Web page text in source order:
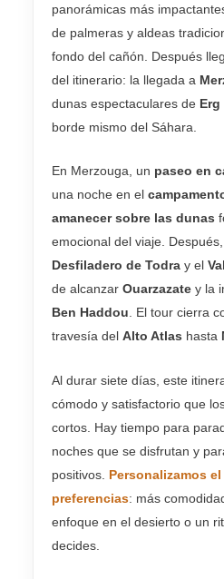
panorámicas más
de palmeras y aldeas
fondo del cañón. Después
del itinerario: la llegada a
dunas espectaculares de Erg
borde mismo del Sáhara.
En Merzouga, un paseo en
una noche en el
amanecer sobre las dunas
emocional del viaje.
Desfiladero de Todra y el
de alcanzar Ouarzazate y la
Ben Haddou . El tour cierra
travesía del Alto Atlas hasta
Al durar siete días, este
cómodo y satisfactorio que
cortos. Hay tiempo para
noches que se disfrutan y
positivos. Personalizamos
preferencias: más
enfoque en el desierto o un
decides.